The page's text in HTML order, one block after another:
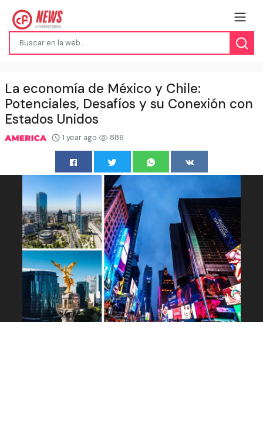
La economía de México y Chile:
Potenciales, Desafíos y su Conexión con
Estados Unidos
1 year ago 886